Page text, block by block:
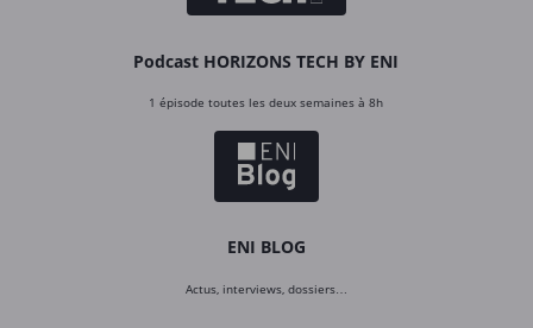
Podcast HORIZONS TECH BY ENI
1 épisode toutes les deux semaines à 8h
ENI BLOG
Actus, interviews, dossiers…